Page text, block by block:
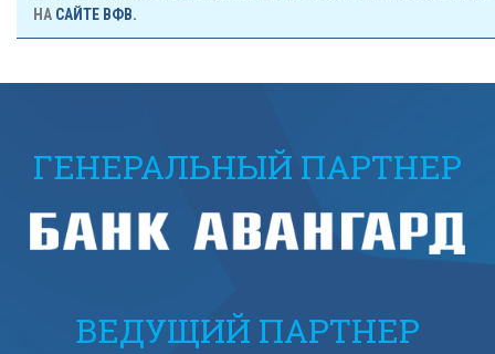
НА САЙТЕ ВФВ.
ГЕНЕРАЛЬНЫЙ ПАРТНЕР
ВЕДУЩИЙ ПАРТНЕР